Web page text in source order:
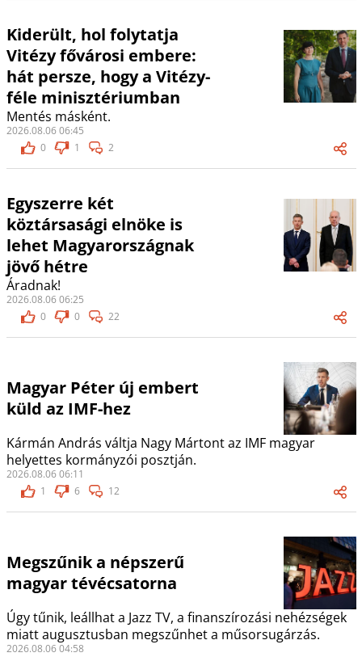
Kiderült, hol folytatja
Vitézy fővárosi embere:
hát persze, hogy a Vitézy-
féle minisztériumban
Mentés másként.
2026.08.06 06:45
0
1 2
Egyszerre két
köztársasági elnöke is
lehet Magyarországnak
jövő hétre
Áradnak!
2026.08.06 06:25
0
0 22
Magyar Péter új embert
küld az IMF-hez
Kármán András váltja Nagy Mártont az IMF magyar
helyettes kormányzói posztján.
2026.08.06 06:11
1
6 12
Megszűnik a népszerű
magyar tévécsatorna
Úgy tűnik, leállhat a Jazz TV, a finanszírozási nehézségek
miatt augusztusban megszűnhet a műsorsugárzás.
2026.08.06 04:58